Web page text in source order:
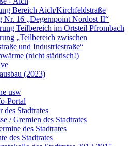
Bereich Aich/Kirchfeldstraße
Nr. 16 „Degernpoint Nordost II“
Teilbereich im Ortsteil Pfrombach
„Teilbereich zwischen
und Industriestraße“
(nicht städtisch!)
(2023)
usw
Portal
des Stadtrates
/ Gremien des Stadtrates
des Stadtrates
des Stadtrates